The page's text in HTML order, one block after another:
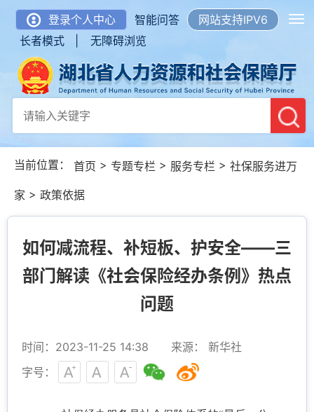
登录个人中心 智能问答
网站支持IPV6
长者模式 |
无障碍浏览
当前位置： 首页 > 专题专栏 > 服务专栏 > 社保服务进万
家 > 政策依据
如何减流程、补短板、护安全——三
部门解读《社会保险经办条例》热点
问题
时间：2023-11-25 14:38
来源： 新华社
字号：